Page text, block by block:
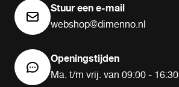
Stuur een e-mail
webshop@dimenno.nl
Openingstijden
Ma. t/m vrij. van 09:00 - 16:30